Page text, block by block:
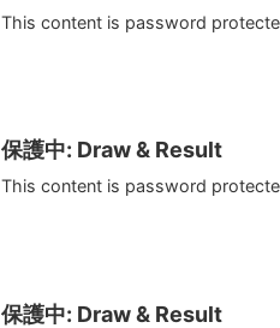
This content is password
保護中: Draw & Result
This content is password
保護中: Draw & Result